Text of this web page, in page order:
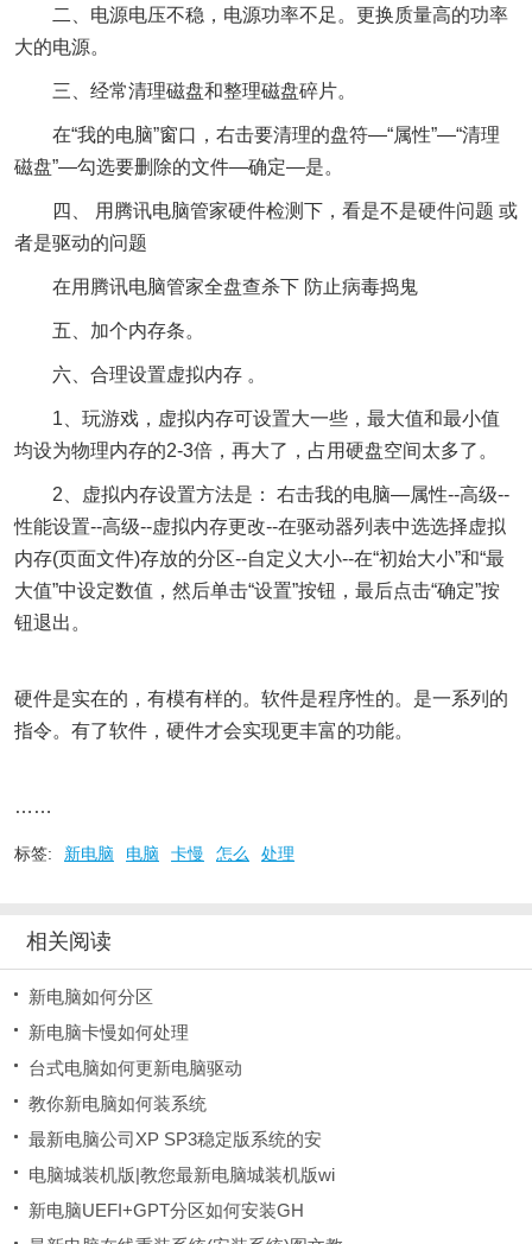
二、电源电压不稳，电源功率不足。更换质量高的功率
大的电源。
三、经常清理磁盘和整理磁盘碎片。
在“我的电脑”窗口，右击要清理的盘符—“属性”—“清理
磁盘”—勾选要删除的文件—确定—是。
四、 用腾讯电脑管家硬件检测下，看是不是硬件问题 或
者是驱动的问题
在用腾讯电脑管家全盘查杀下 防止病毒捣鬼
五、加个内存条。
六、合理设置虚拟内存 。
1、玩游戏，虚拟内存可设置大一些，最大值和最小值
均设为物理内存的2-3倍，再大了，占用硬盘空间太多了。
2、虚拟内存设置方法是： 右击我的电脑—属性--高级--
性能设置--高级--虚拟内存更改--在驱动器列表中选选择虚拟
内存(页面文件)存放的分区--自定义大小--在“初始大小”和“最
大值”中设定数值，然后单击“设置”按钮，最后点击“确定”按
钮退出。
硬件是实在的，有模有样的。软件是程序性的。是一系列的
指令。有了软件，硬件才会实现更丰富的功能。
……
标签: 新电脑 电脑 卡慢 怎么 处理
相关阅读
新电脑如何分区
新电脑卡慢如何处理
台式电脑如何更新电脑驱动
教你新电脑如何装系统
最新电脑公司XP SP3稳定版系统的安
电脑城装机版|教您最新电脑城装机版wi
新电脑UEFI+GPT分区如何安装GH